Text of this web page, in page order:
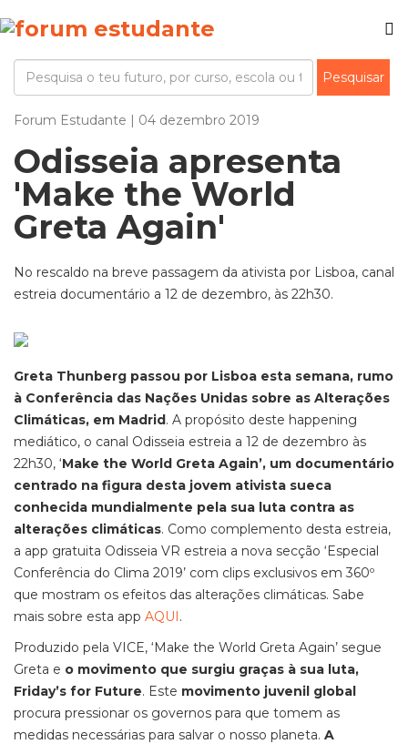
Forum Estudante | 04 dezembro 2019
Odisseia apresenta
'Make the World
Greta Again'
No rescaldo na breve passagem da ativista por Lisboa, canal
estreia documentário a 12 de dezembro, às 22h30.
Greta Thunberg passou por Lisboa esta semana, rumo
à Conferência das Nações Unidas sobre as Alterações
Climáticas, em Madrid. A propósito deste happening
mediático, o canal Odisseia estreia a 12 de dezembro às
22h30, ‘Make the World Greta Again’, um documentário
centrado na figura desta jovem ativista sueca
conhecida mundialmente pela sua luta contra as
alterações climáticas. Como complemento desta estreia,
a app gratuita Odisseia VR estreia a nova secção ‘Especial
Conferência do Clima 2019’ com clips exclusivos em 360º
que mostram os efeitos das alterações climáticas. Sabe
mais sobre esta app AQUI.
Produzido pela VICE, ‘Make the World Greta Again’ segue
Greta e o movimento que surgiu graças à sua luta,
Friday’s for Future. Este movimento juvenil global
procura pressionar os governos para que tomem as
medidas necessárias para salvar o nosso planeta. A